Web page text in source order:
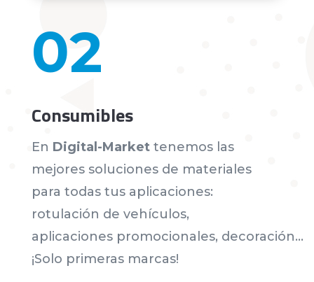
02
Consumibles
En Digital-Markettenemos las
mejores soluciones de materiales
para todas tus aplicaciones:
rotulación de vehículos,
aplicaciones promocionales, decoración…
¡Solo primeras marcas!